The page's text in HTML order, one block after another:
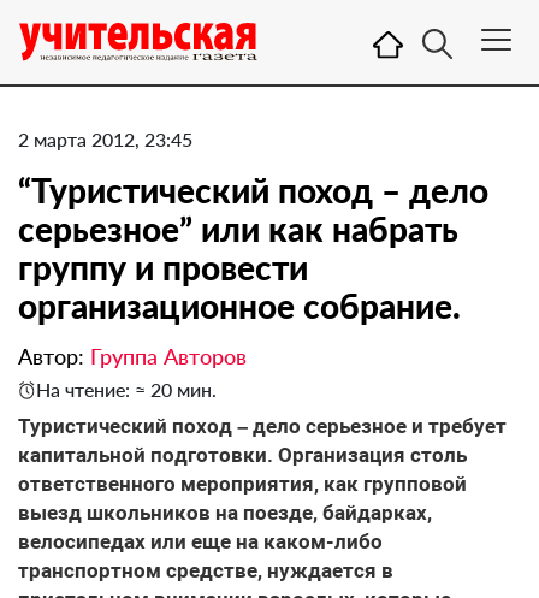
2 марта 2012, 23:45
“Туристический поход – дело
серьезное” или как набрать
группу и провести
организационное собрание.
Автор: Группа Авторов
На чтение: ≈ 20 мин.
Туристический поход – дело серьезное и требует
капитальной подготовки. Организация столь
ответственного мероприятия, как групповой
выезд школьников на поезде, байдарках,
велосипедах или еще на каком-либо
транспортном средстве, нуждается в